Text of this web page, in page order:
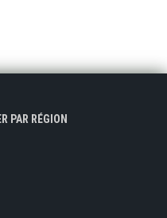
PAR RÉGION